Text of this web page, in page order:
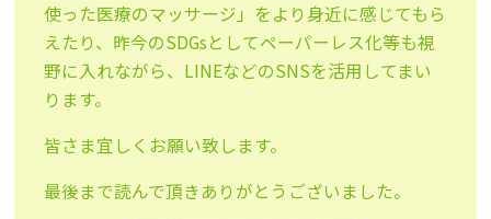
使った医療のマッサージ」をより身近に感じてもら
えたり、昨今のSDGsとしてペーパーレス化等も視
野に入れながら、LINEなどのSNSを活用してまい
ります。
皆さま宜しくお願い致します。
最後まで読んで頂きありがとうございました。